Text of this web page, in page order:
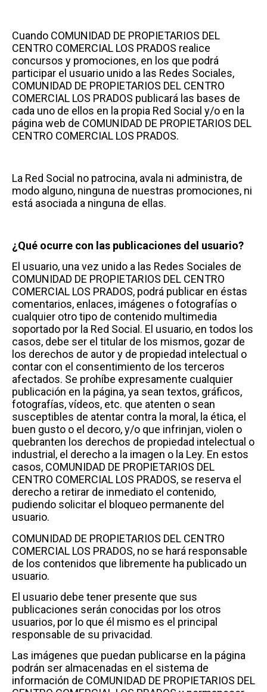
Cuando COMUNIDAD DE PROPIETARIOS DEL
CENTRO COMERCIAL LOS PRADOS realice
concursos y promociones, en los que podrá
participar el usuario unido a las Redes Sociales,
COMUNIDAD DE PROPIETARIOS DEL CENTRO
COMERCIAL LOS PRADOS publicará las bases de
cada uno de ellos en la propia Red Social y/o en la
página web de COMUNIDAD DE PROPIETARIOS DEL
CENTRO COMERCIAL LOS PRADOS.
La Red Social no patrocina, avala ni administra, de
modo alguno, ninguna de nuestras promociones, ni
está asociada a ninguna de ellas.
¿Qué ocurre con las publicaciones del usuario?
El usuario, una vez unido a las Redes Sociales de
COMUNIDAD DE PROPIETARIOS DEL CENTRO
COMERCIAL LOS PRADOS, podrá publicar en éstas
comentarios, enlaces, imágenes o fotografías o
cualquier otro tipo de contenido multimedia
soportado por la Red Social. El usuario, en todos los
casos, debe ser el titular de los mismos, gozar de
los derechos de autor y de propiedad intelectual o
contar con el consentimiento de los terceros
afectados. Se prohíbe expresamente cualquier
publicación en la página, ya sean textos, gráficos,
fotografías, vídeos, etc. que atenten o sean
susceptibles de atentar contra la moral, la ética, el
buen gusto o el decoro, y/o que infrinjan, violen o
quebranten los derechos de propiedad intelectual o
industrial, el derecho a la imagen o la Ley. En estos
casos, COMUNIDAD DE PROPIETARIOS DEL
CENTRO COMERCIAL LOS PRADOS, se reserva el
derecho a retirar de inmediato el contenido,
pudiendo solicitar el bloqueo permanente del
usuario.
COMUNIDAD DE PROPIETARIOS DEL CENTRO
COMERCIAL LOS PRADOS, no se hará responsable
de los contenidos que libremente ha publicado un
usuario.
El usuario debe tener presente que sus
publicaciones serán conocidas por los otros
usuarios, por lo que él mismo es el principal
responsable de su privacidad.
Las imágenes que puedan publicarse en la página
podrán ser almacenadas en el sistema de
información de COMUNIDAD DE PROPIETARIOS DEL